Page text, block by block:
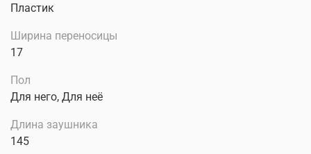
Пластик
Ширина переносицы
17
Пол
Для него, Для неё
Длина заушника
145